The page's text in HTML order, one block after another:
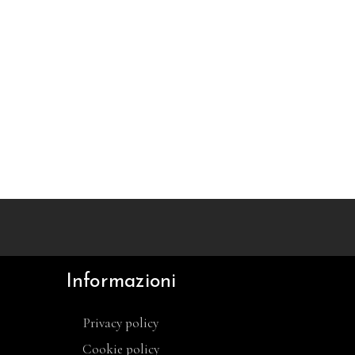
Informazioni
Privacy policy
Cookie policy